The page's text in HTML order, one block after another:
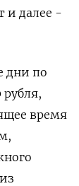
и далее -
дни по
время